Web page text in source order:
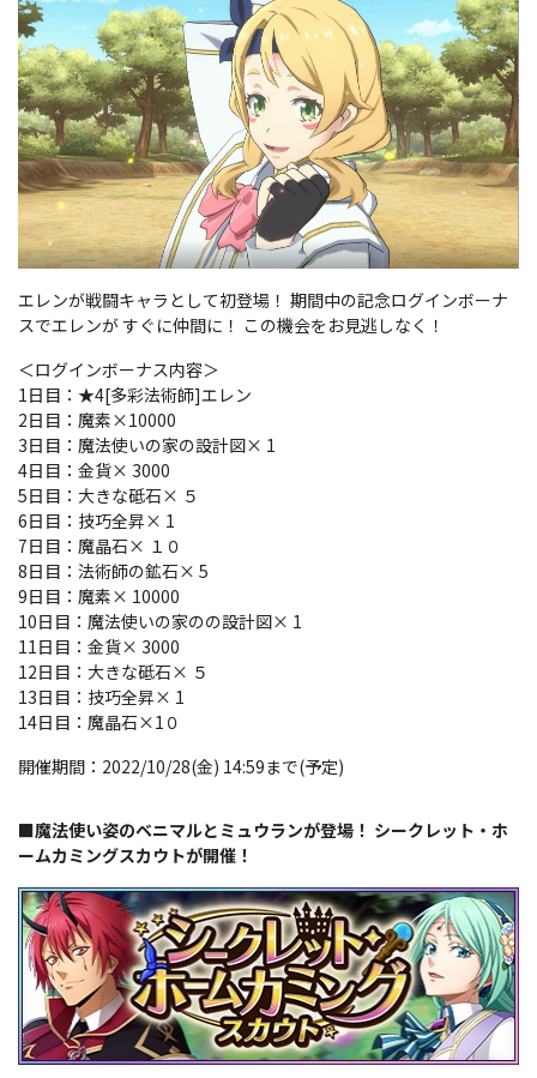
エレンが戦闘キャラとして初登場！ 期間中の記念ログインボーナ
スでエレンが すぐに仲間に！ この機会をお見逃しなく！
＜ログインボーナス内容＞
1日目：★4[多彩法術師]エレン
2日目：魔素×10000
3日目：魔法使いの家の設計図× 1
4日目：金貨× 3000
5日目：大きな砥石× ５
6日目：技巧全昇× 1
7日目：魔晶石× １０
8日目：法術師の鉱石× 5
9日目：魔素× 10000
10日目：魔法使いの家のの設計図× 1
11日目：金貨× 3000
12日目：大きな砥石× ５
13日目：技巧全昇× 1
14日目：魔晶石×1０
開催期間：2022/10/28(金) 14:59まで(予定)
■魔法使い姿のベニマルとミュウランが登場！ シークレット・ホ
ームカミングスカウトが開催！